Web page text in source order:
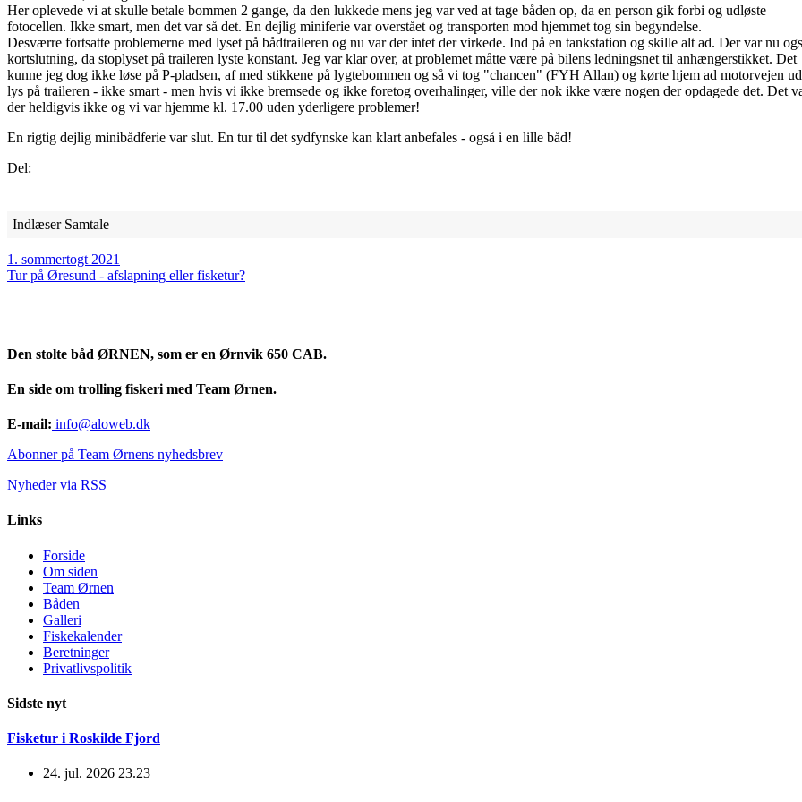
Her oplevede vi at skulle betale bommen 2 gange, da den lukkede mens jeg var ved at tage båden op, da en person gik forbi og udløste
fotocellen. Ikke smart, men det var så det. En dejlig miniferie var overstået og transporten mod hjemmet tog sin begyndelse.
Desværre fortsatte problemerne med lyset på bådtraileren og nu var der intet der virkede. Ind på en tankstation og skille alt ad. Der var nu
kortslutning, da stoplyset på traileren lyste konstant. Jeg var klar over, at problemet måtte være på bilens ledningsnet til anhængerstikket. Det
kunne jeg dog ikke løse på P-pladsen, af med stikkene på lygtebommen og så vi tog "chancen" (FYH Allan) og kørte hjem ad motorvejen
lys på traileren - ikke smart - men hvis vi ikke bremsede og ikke foretog overhalinger, ville der nok ikke være nogen der opdagede det. Det
der heldigvis ikke og vi var hjemme kl. 17.00 uden yderligere problemer!
En rigtig dejlig minibådferie var slut. En tur til det sydfynske kan klart anbefales - også i en lille båd!
Del:
Indlæser Samtale
1. sommertogt 2021
Tur på Øresund - afslapning eller fisketur?
Den stolte båd ØRNEN, som er en Ørnvik 650 CAB.
En side om trolling fiskeri med Team Ørnen.
E-mail: info@aloweb.dk
Abonner på Team Ørnens nyhedsbrev
Nyheder via RSS
Links
Forside
Om siden
Team Ørnen
Båden
Galleri
Fiskekalender
Beretninger
Privatlivspolitik
Sidste nyt
Fisketur i Roskilde Fjord
24. jul. 2026 23.23